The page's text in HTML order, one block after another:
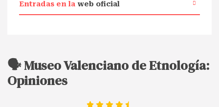
Entradas en la web oficial
🗣️ Museo Valenciano de Etnología:
Opiniones